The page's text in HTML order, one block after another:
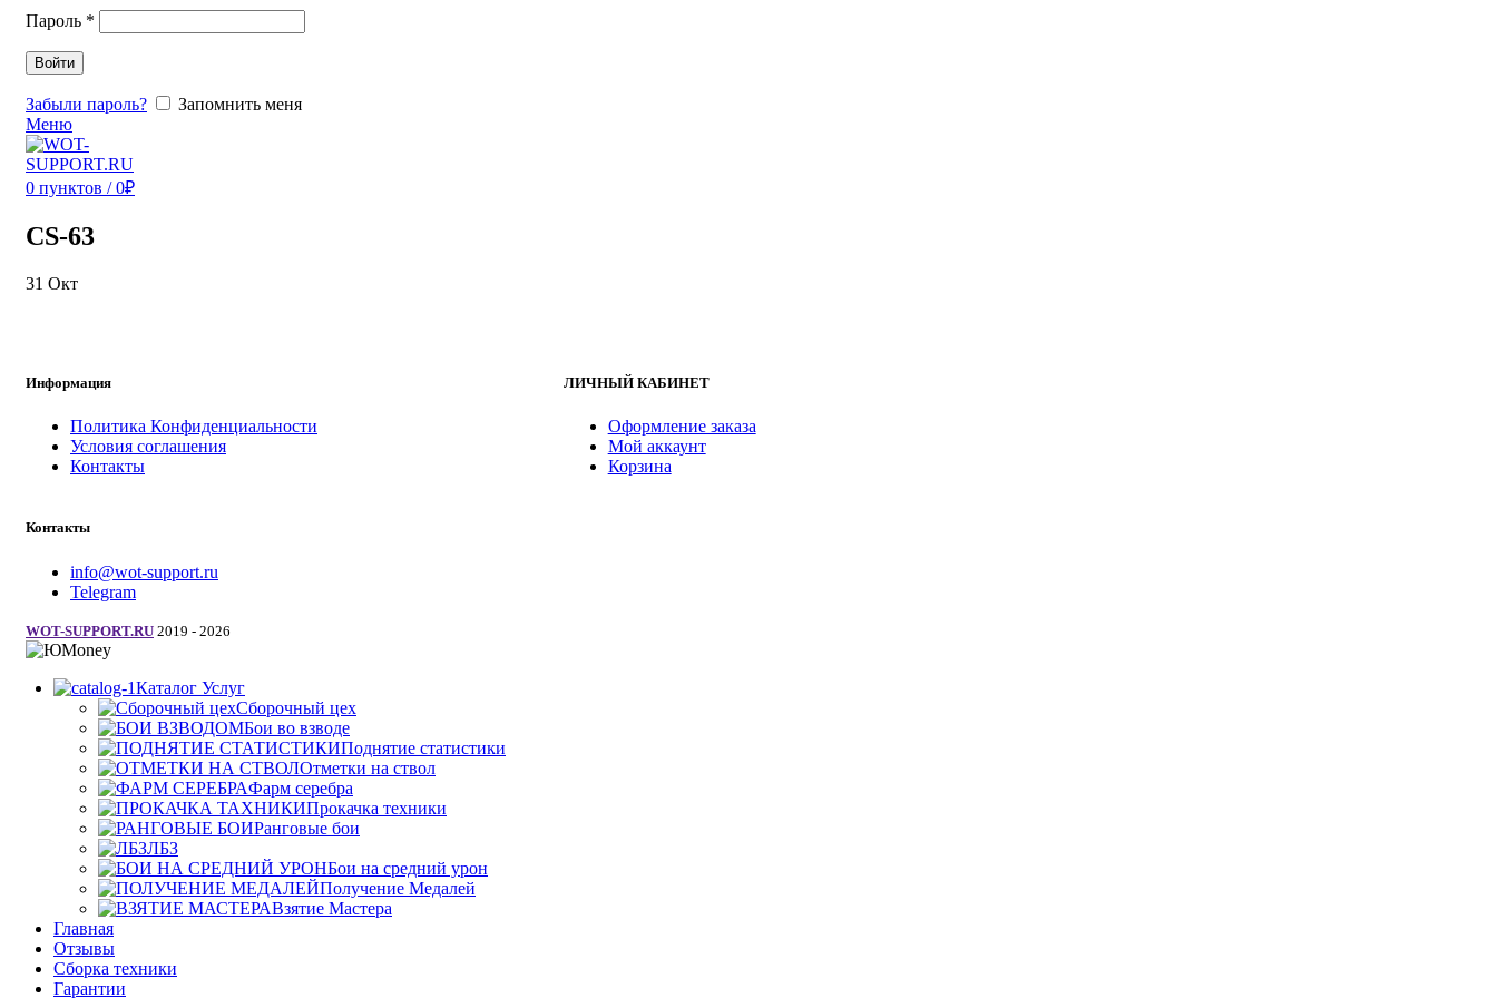
Пароль *
Войти
Забыли пароль?
Запомнить меня
Меню
0 пунктов / 0₽
CS-63
31 Окт
Информация
Политика Конфиденциальности
Условия соглашения
Контакты
ЛИЧНЫЙ КАБИНЕТ
Оформление заказа
Мой аккаунт
Корзина
Контакты
info@wot-support.ru
Telegram
WOT-SUPPORT.RU 2019 - 2026
Каталог Услуг
Сборочный цех
Бои во взводе
Поднятие статистики
Отметки на ствол
Фарм серебра
Прокачка техники
Ранговые бои
ЛБЗ
Бои на средний урон
Получение Медалей
Взятие Мастера
Главная
Отзывы
Сборка техники
Гарантии